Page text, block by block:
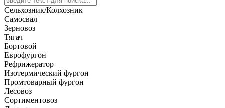
Сельхозник/Колхозник
Самосвал
Зерновоз
Тягач
Бортовой
Еврофургон
Рефрижератор
Изотермический фургон
Промтоварный фургон
Лесовоз
Сортиментовоз